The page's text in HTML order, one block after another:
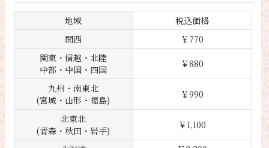
地域
税込価格
関西
￥770
関東・信越・北陸
中部・中国・四国
￥880
九州・南東北
(宮城・山形・福島)
￥990
北東北
(青森・秋田・岩手)
￥1,100